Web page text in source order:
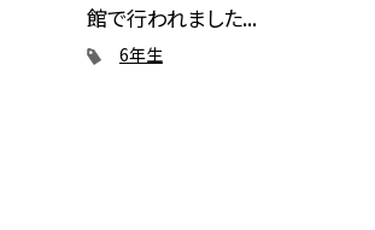
館で行われました...
6年生